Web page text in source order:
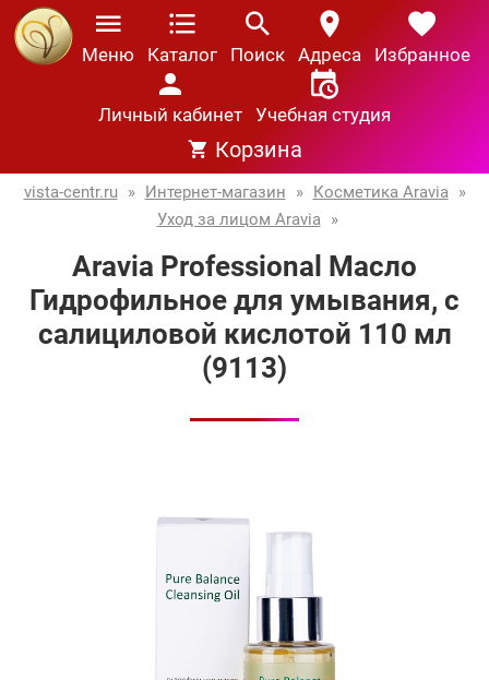
Меню Каталог Поиск Адреса Избранное
Личный кабинет Учебная студия
Корзина
vista-centr.ru » Интернет-магазин » Косметика Aravia »
Уход за лицом Aravia »
Aravia Professional Масло
Гидрофильное для умывания, с
салициловой кислотой 110 мл
(9113)